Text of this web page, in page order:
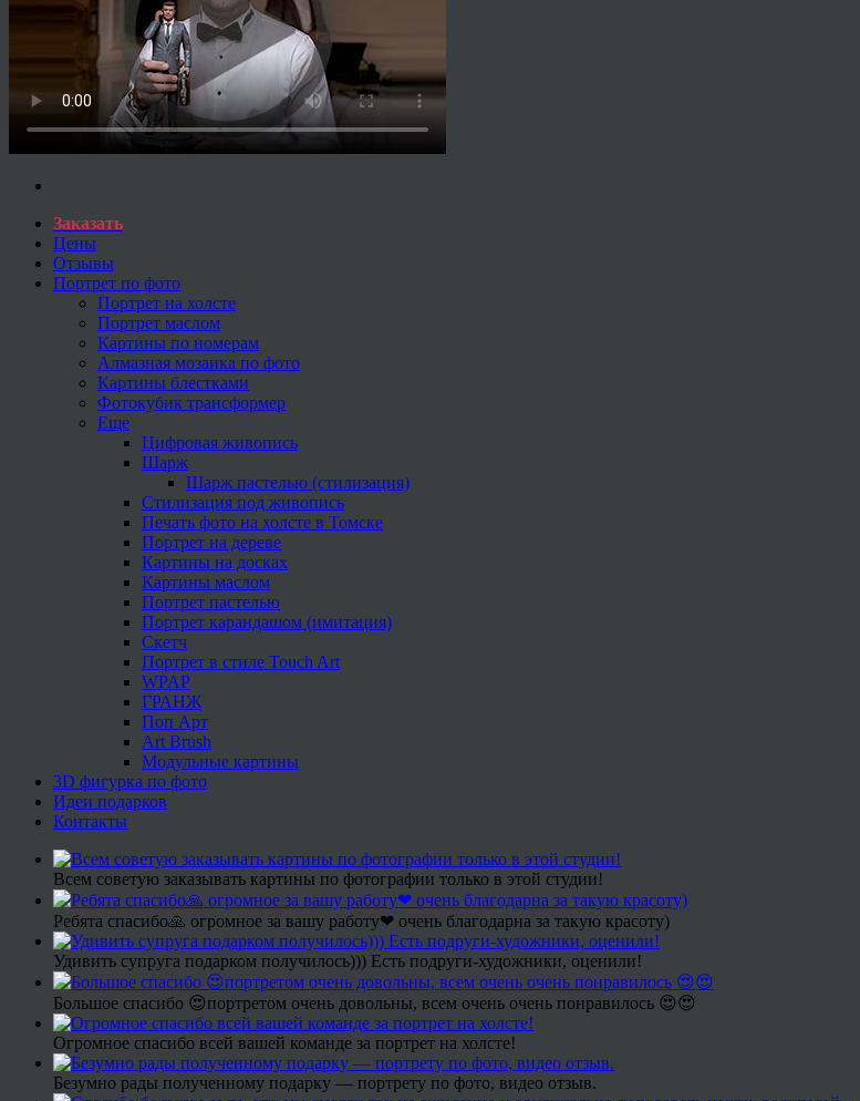
Заказать
Цены
Отзывы
Портрет по фото
Портрет на холсте
Портрет маслом
Картины по номерам
Алмазная мозаика по фото
Картины блестками
Фотокубик трансформер
Еще
Цифровая живопись
Шарж
Шарж пастелью (стилизация)
Стилизация под живопись
Печать фото на холсте в Томске
Портрет на дереве
Картины на досках
Картины маслом
Портрет пастелью
Портрет карандашом (имитация)
Скетч
Портрет в стиле Touch Art
WPAP
ГРАНЖ
Поп Арт
Art Brush
Модульные картины
3D фигурка по фото
Идеи подарков
Контакты
Всем советую заказывать картины по фотографии только в этой студии!
Ребята спасибо🙏 огромное за вашу работу❤ очень благодарна за такую красоту)
Удивить супруга подарком получилось))) Есть подруги-художники, оценили!
Большое спасибо 😍портретом очень довольны, всем очень очень понравилось 😍😍
Огромное спасибо всей вашей команде за портрет на холсте!
Безумно рады полученному подарку — портрету по фото, видео отзыв.